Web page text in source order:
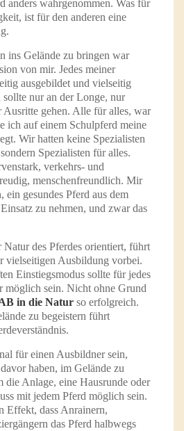
anders wahrgenommen. Was für
ist für den anderen eine
ins Gelände zu bringen war
von mir. Jedes meiner
ausgebildet und vielseitig
nur an der Longe, nur
Ausritte gehen. Alle für alles, war
ich auf einem Schulpferd meine
Wir hatten keine Spezialisten
Spezialisten für alles.
verkehrs- und
menschenfreundlich. Mir
gesundes Pferd aus dem
zu nehmen, und zwar das
Natur des Pferdes orientiert, führt
vielseitigen Ausbildung vorbei.
Einstiegsmodus sollte für jedes
möglich sein. Nicht ohne Grund
in die Natur so erfolgreich.
zu begeistern führt
für einen Ausbildner sein,
haben, im Gelände zu
die Anlage, eine Hausrunde oder
mit jedem Pferd möglich sein.
Effekt, dass Anrainern,
das Pferd halbwegs